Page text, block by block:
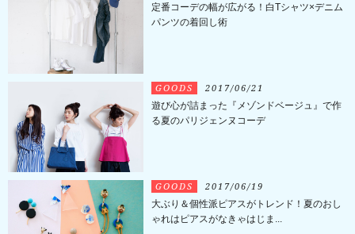
定番コーデの幅が広がる！白Tシャツ×デニム
パンツの着回し術
GOODS 2017/06/21
遊び心が詰まった『メゾンドベージュ』で作
る夏のパリジェンヌコーデ
GOODS 2017/06/19
大ぶり＆個性派ピアスがトレンド！夏のおし
ゃれはピアスがなきゃはじま...